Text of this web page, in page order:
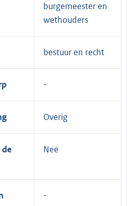
burgemeester en
wethouders
bestuur en recht
Overig
de
Nee